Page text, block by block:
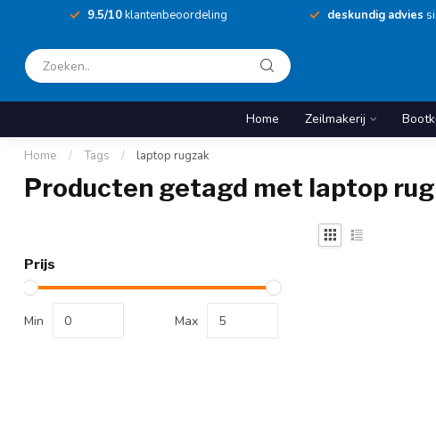
9.5/10klantenbeoordeling deskundig advies
Home Zeilmakerij
Home / Tags / laptop rugzak
Producten getagd met laptop
Prijs
Min Max